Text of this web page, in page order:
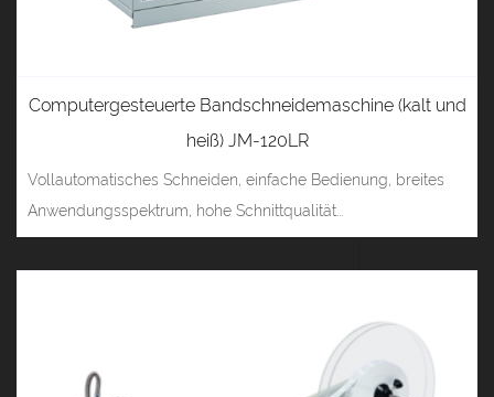
Computergesteuerte Bandschneidemaschine (kalt und
heiß) JM-120LR
Vollautomatisches Schneiden, einfache Bedienung, breites
Anwendungsspektrum, hohe Schnittqualität...